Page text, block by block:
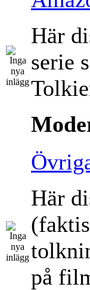
Här
serie
Här
på